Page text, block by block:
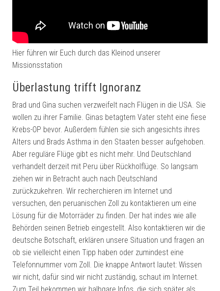
Hier führen wir Euch durch das Kleinod unserer
Missionsstation
Überlastung trifft Ignoranz
Brad und Gina suchen verzweifelt nach Flügen in die USA. Sie
wollen zu ihrer Familie. Ginas betagtem Vater steht eine fiese
Krebs-OP bevor. Außerdem fühlen sie sich angesichts ihres
Alters und Brads Asthma in den Staaten besser aufgehoben.
Aber reguläre Flüge gibt es nicht mehr. Und Deutschland
verhandelt derzeit mit Peru über Rückholflüge. So langsam
ziehen wir in Betracht auch nach Deutschland
zurückzukehren. Wir recherchieren im Internet und
versuchen, den peruanischen Zoll zu kontaktieren um eine
Lösung für die Motorräder zu finden. Der hat indes wie alle
Behörden seinen Betrieb eingestellt. Also kontaktieren wir die
deutsche Botschaft, erklären unsere Situation und fragen an
ob sie vielleicht einen Tipp haben oder zumindest eine
Telefonnummer vom Zoll. Die knappe Antwort lautet: Wissen
wir nicht, dafür sind wir nicht zuständig, schaut im Internet.